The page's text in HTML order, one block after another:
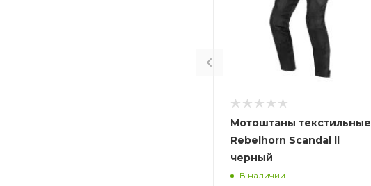
Мотоштаны текстильные
Rebelhorn Scandal ll
черный
В наличии